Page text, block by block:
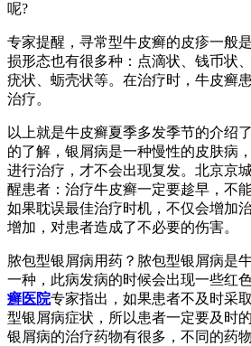
呢?
专家提醒，寻常型牛皮癣的皮疹一般
损形态也有很多种：点滴状、钱币状
疣状、蛎壳状等。在治疗时，牛皮癣
治疗。
以上就是牛皮癣夏季多发季节的介绍
的了解，银屑病是一种慢性的皮肤病
进行治疗，才不会出现复发。北京京
醒患者：治疗牛皮癣一定要趁早，不
如果耽误最佳治疗时机，不仅会增加
增加，对患者造成了不必要的伤害。
脓包型银屑病用药？脓包型银屑病是
一种，此病发病的时候会出现一些红
癣医院专家指出，如果患者不及时采
型银屑病症状，所以患者一定要及时
银屑病的治疗药物有很多，不同的药